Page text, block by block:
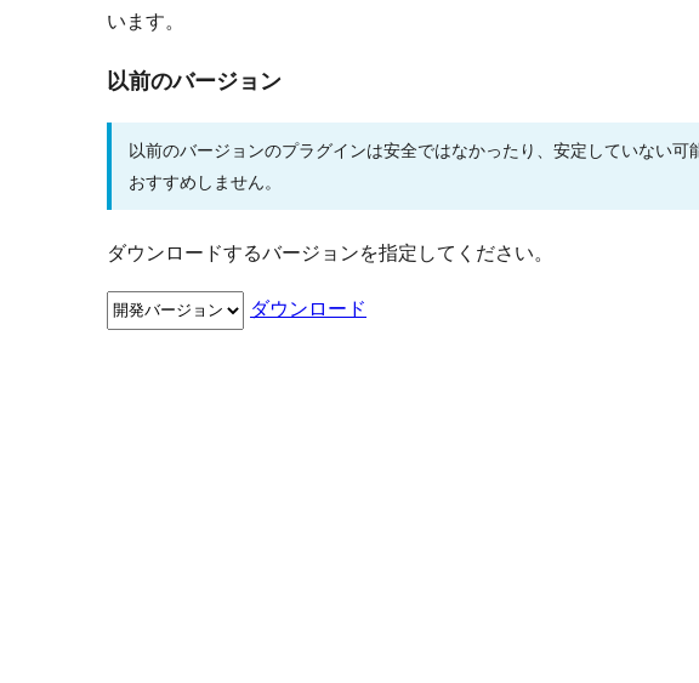
います。
以前のバージョン
以前のバージョンのプラグインは安全ではなかったり、安定していない
おすすめしません。
ダウンロードするバージョンを指定してください。
ダウンロード